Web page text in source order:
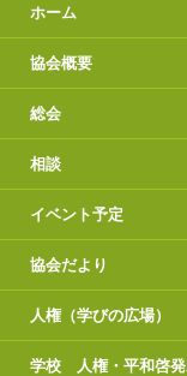
ホーム
協会概要
総会
相談
イベント予定
協会だより
人権（学びの広場）
学校 人権・平和啓発